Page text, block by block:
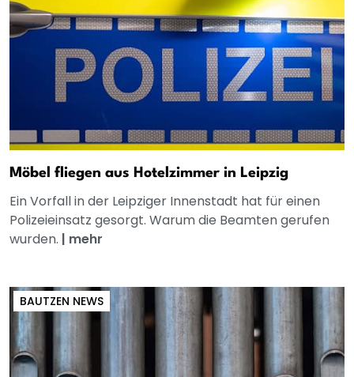
Möbel fliegen aus Hotelzimmer in Leipzig
Ein Vorfall in der Leipziger Innenstadt hat für einen
Polizeieinsatz gesorgt. Warum die Beamten gerufen
wurden. | mehr
BAUTZEN NEWS